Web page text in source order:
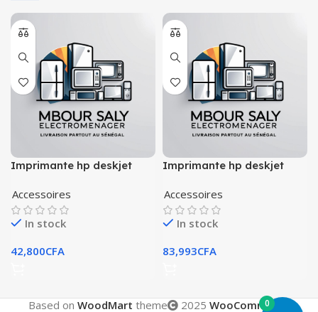
Imprimante hp deskjet
Accessoires
In stock
42,800CFA
Imprimante hp deskjet
Accessoires
In stock
83,993CFA
Based on WoodMart theme 2025 WooCommerce
0